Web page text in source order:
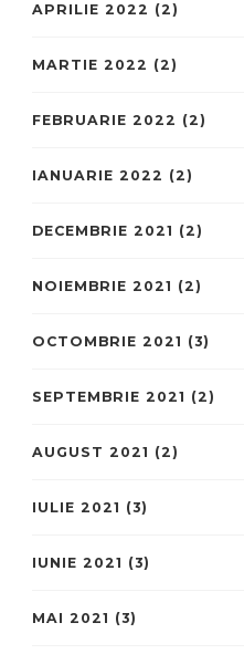
APRILIE 2022 (2)
MARTIE 2022 (2)
FEBRUARIE 2022 (2)
IANUARIE 2022 (2)
DECEMBRIE 2021 (2)
NOIEMBRIE 2021 (2)
OCTOMBRIE 2021 (3)
SEPTEMBRIE 2021 (2)
AUGUST 2021 (2)
IULIE 2021 (3)
IUNIE 2021 (3)
MAI 2021 (3)